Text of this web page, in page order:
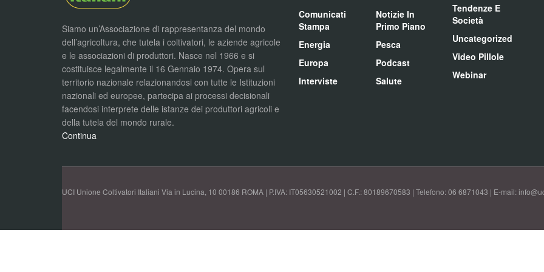
Siamo un’Associazione di rappresentanza del mondo
dell’agricoltura, che tutela i coltivatori, le aziende agricole
e le associazioni di produttori. Nasce nel 1966 e si
costituisce legalmente il 16 Gennaio 1974. Opera sul
territorio nazionale relazionandosi con tutte le Istituzioni
nazionali ed europee, partecipa ai processi decisionali
facendosi interprete delle istanze dei produttori agricoli e
della tutela del mondo rurale.
Continua
Comunicati
Stampa
Energia
Europa
Interviste
Notizie In
Primo Piano
Pesca
Podcast
Salute
Tendenze E
Società
Uncategorized
Video Pillole
Webinar
UCI Unione Coltivatori Italiani Via in Lucina, 10 00186 ROMA | P.IVA: IT05630521002 | C.F.: 80189670583 | Telefono: 06 6871043 | E-mail: